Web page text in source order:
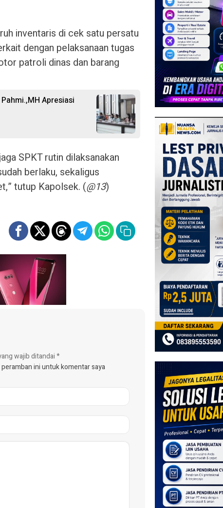
inventaris di cek satu persatu
dengan pelaksanaan tugas
patroli dinas dan barang
Apresiasi
SPKT rutin dilaksanakan
berlaku, sekaligus
tutup Kapolsek. (@13)
wajib ditandai*
ini untuk komentar saya